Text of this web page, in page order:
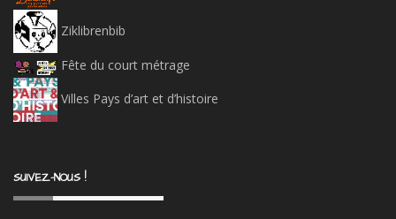
Ziklibrenbib
Fête du court métrage
Villes Pays d’art et d’histoire
SUIVEZ-NOUS !